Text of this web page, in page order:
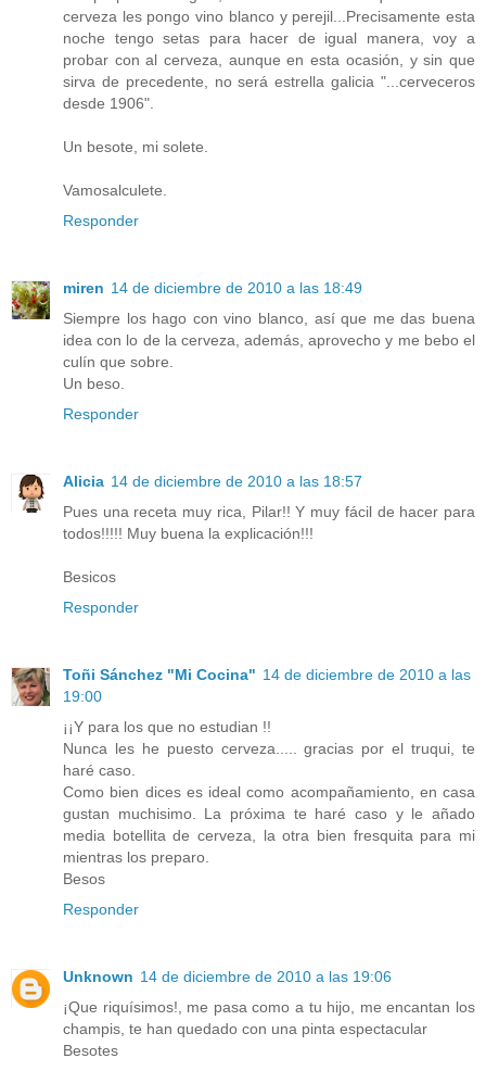
cerveza les pongo vino blanco y perejil...Precisamente esta
noche tengo setas para hacer de igual manera, voy a
probar con al cerveza, aunque en esta ocasión, y sin que
sirva de precedente, no será estrella galicia "...cerveceros
desde 1906".
Un besote, mi solete.
Vamosalculete.
Responder
miren 14 de diciembre de 2010 a las 18:49
Siempre los hago con vino blanco, así que me das buena
idea con lo de la cerveza, además, aprovecho y me bebo el
culín que sobre.
Un beso.
Responder
Alicia 14 de diciembre de 2010 a las 18:57
Pues una receta muy rica, Pilar!! Y muy fácil de hacer para
todos!!!!! Muy buena la explicación!!!
Besicos
Responder
Toñi Sánchez "Mi Cocina" 14 de diciembre de 2010 a las
19:00
¡¡Y para los que no estudian !!
Nunca les he puesto cerveza..... gracias por el truqui, te
haré caso.
Como bien dices es ideal como acompañamiento, en casa
gustan muchisimo. La próxima te haré caso y le añado
media botellita de cerveza, la otra bien fresquita para mi
mientras los preparo.
Besos
Responder
Unknown 14 de diciembre de 2010 a las 19:06
¡Que riquísimos!, me pasa como a tu hijo, me encantan los
champis, te han quedado con una pinta espectacular
Besotes